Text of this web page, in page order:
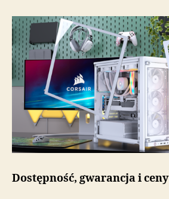
Dostępność, gwarancja i ceny